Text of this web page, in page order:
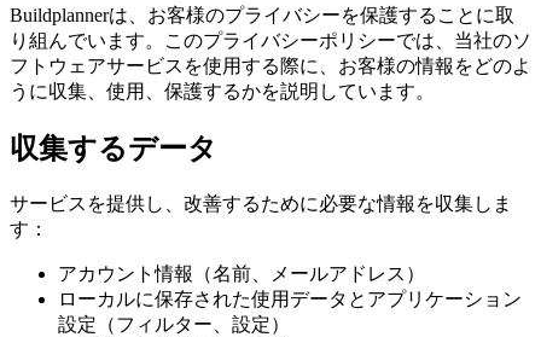
Buildplannerは、お客様のプライバシーを保護することに取
り組んでいます。このプライバシーポリシーでは、当社のソ
フトウェアサービスを使用する際に、お客様の情報をどのよ
うに収集、使用、保護するかを説明しています。
収集するデータ
サービスを提供し、改善するために必要な情報を収集しま
す：
アカウント情報（名前、メールアドレス）
ローカルに保存された使用データとアプリケーション
設定（フィルター、設定）